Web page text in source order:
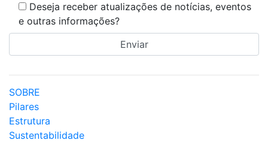
Deseja receber atualizações de notícias, eventos
e outras informações?
SOBRE
Pilares
Estrutura
Sustentabilidade